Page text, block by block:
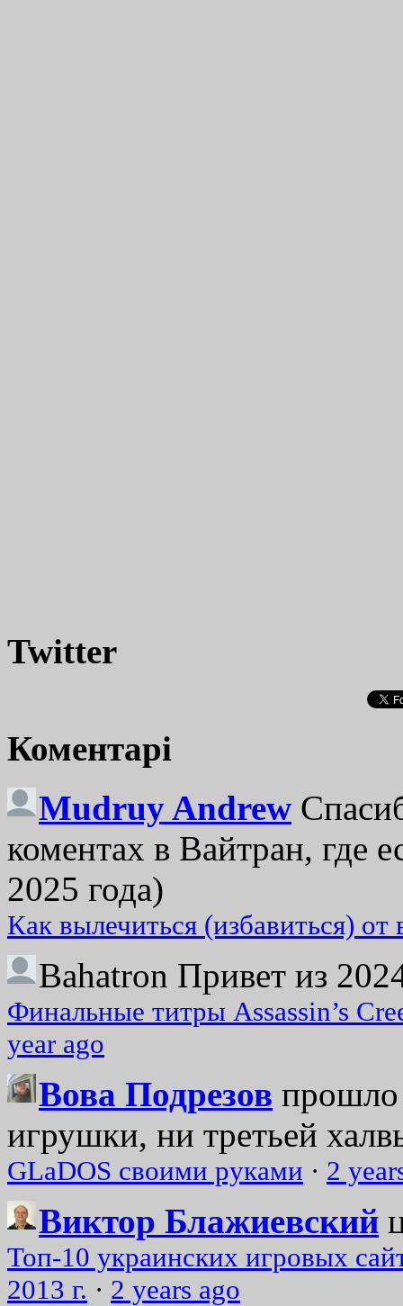
Twitter
Коментарі
Mudruy Andrew
коментах в Вайтран, где
2025 года)
Как вылечиться (избавиться)
Bahatron Привет из
Финальные титры Assassin’s
year ago
Вова Подрезов прошло
игрушки, ни третьей
GLaDOS своими руками · 2
Виктор Блажиевский
Топ-10 украинских игровых
2013 г. · 2 years ago